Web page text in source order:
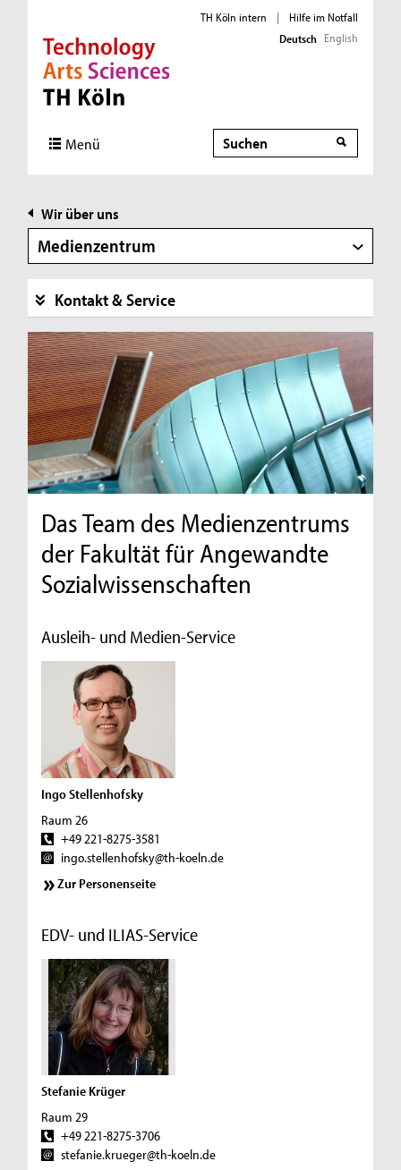
Direkt zur Hauptnavigation
Direkt zur Subnavigation
Direkt zum Inhalt
Direkt zum Fußbereich
TH Köln intern |
Hilfe im Notfall
Deutsch English
Menü Suche
Suche
Wir über uns
Medienzentrum
Kontakt & Service
Das Team des Medienzentrums
der Fakultät für Angewandte
Sozialwissenschaften
Ausleih- und Medien-Service
Ingo Stellenhofsky
Raum 26
+49 221-8275-3581
ingo.stellenhofsky@th-koeln.de
Zur Personenseite
EDV- und ILIAS-Service
Stefanie Krüger
Raum 29
+49 221-8275-3706
stefanie.krueger@th-koeln.de